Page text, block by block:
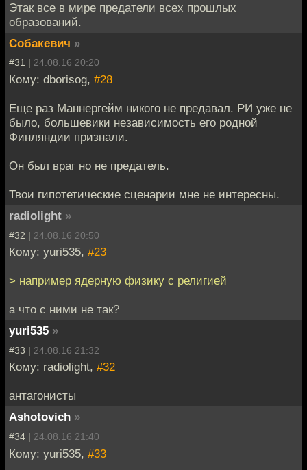
Этак все в мире предатели всех прошлых
образований.
Собакевич »
#31 | 24.08.16 20:20
Кому: dborisog, #28
Еще раз Маннергейм никого не предавал. РИ уже не
было, большевики независимость его родной
Финляндии признали.
Он был враг но не предатель.
Твои гипотетические сценарии мне не интересны.
radiolight »
#32 | 24.08.16 20:50
Кому: yuri535, #23
> например ядерную физику с религией
а что с ними не так?
yuri535 »
#33 | 24.08.16 21:32
Кому: radiolight, #32
антагонисты
Ashotovich »
#34 | 24.08.16 21:40
Кому: yuri535, #33